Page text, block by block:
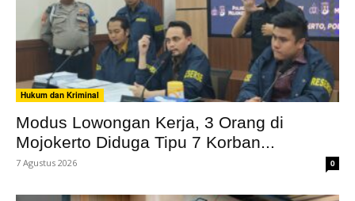
Hukum dan Kriminal
Modus Lowongan Kerja, 3 Orang di
Mojokerto Diduga Tipu 7 Korban...
7 Agustus 2026 0